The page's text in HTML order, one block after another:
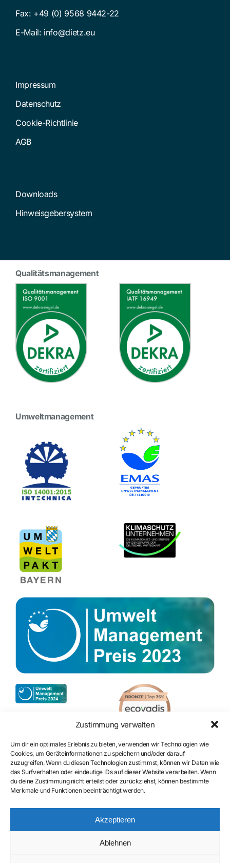
Zustimmung verwalten
Um dir ein optimales Erlebnis zu bieten, verwenden wir Technologien wie
Cookies, um Geräteinformationen zu speichern und/oder darauf
zuzugreifen. Wenn du diesen Technologien zustimmst, können wir Daten wie
das Surfverhalten oder eindeutige IDs auf dieser Website verarbeiten. Wenn
du deine Zustimmung nicht erteilst oder zurückziehst, können bestimmte
Merkmale und Funktionen beeinträchtigt werden.
Akzeptieren
Ablehnen
Fax: +49 (0) 9568 9442-22
E-Mail: info@dietz.eu
Impressum
Datenschutz
Cookie-Richtlinie
AGB
Downloads
Hinweisgebersystem
Qualitätsmanagement
Umweltmanagement
Zertifizierung